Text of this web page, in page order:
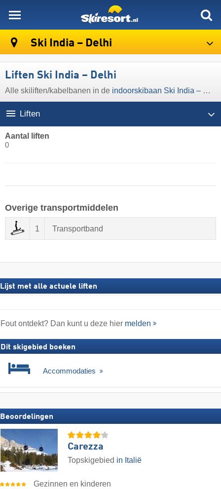
Ski India – Delhi
Liften Ski India – Delhi
Alle skiliften/kabelbanen in de indoorskibaan Ski India – Delhi
Liften
Aantal liften
0
Overige transportmiddelen
1 Transportband
Lijst met alle actuele liften
Fout ontdekt? Dan kunt u deze hier melden
Dit skigebied boeken
Accommodaties
Beoordelingen
Carezza
Topskigebied in Italië
Gezinnen en kinderen